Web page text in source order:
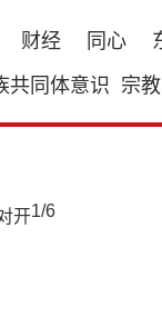
财经 同心
共同体意识
宗教
1/6